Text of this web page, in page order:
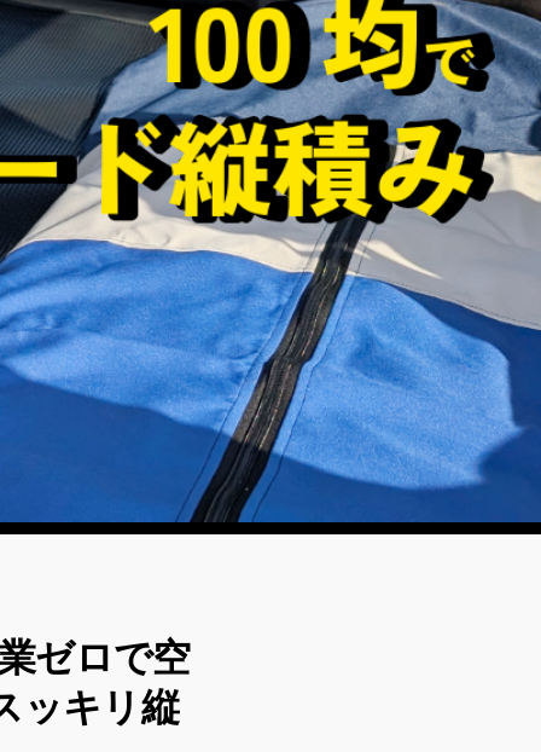
ゼロで空
ッキリ縦